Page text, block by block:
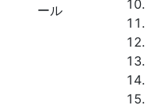
ール